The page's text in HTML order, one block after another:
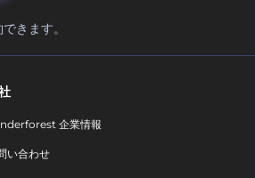
きます。
企業情報
い合わせ